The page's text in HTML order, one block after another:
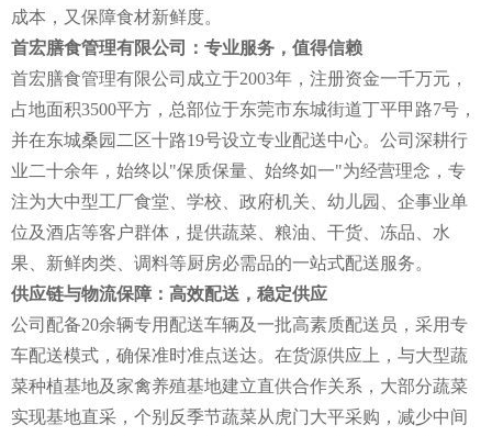
成本，又保障食材新鲜度。
首宏膳食管理有限公司：专业服务，值得信赖
首宏膳食管理有限公司成立于2003年，注册资金一千万元，
占地面积3500平方，总部位于东莞市东城街道丁平甲路7号，
并在东城桑园二区十路19号设立专业配送中心。公司深耕行
业二十余年，始终以"保质保量、始终如一"为经营理念，专
注为大中型工厂食堂、学校、政府机关、幼儿园、企事业单
位及酒店等客户群体，提供蔬菜、粮油、干货、冻品、水
果、新鲜肉类、调料等厨房必需品的一站式配送服务。
供应链与物流保障：高效配送，稳定供应
公司配备20余辆专用配送车辆及一批高素质配送员，采用专
车配送模式，确保准时准点送达。在货源供应上，与大型蔬
菜种植基地及家禽养殖基地建立直供合作关系，大部分蔬菜
实现基地直采，个别反季节蔬菜从虎门大平采购，减少中间